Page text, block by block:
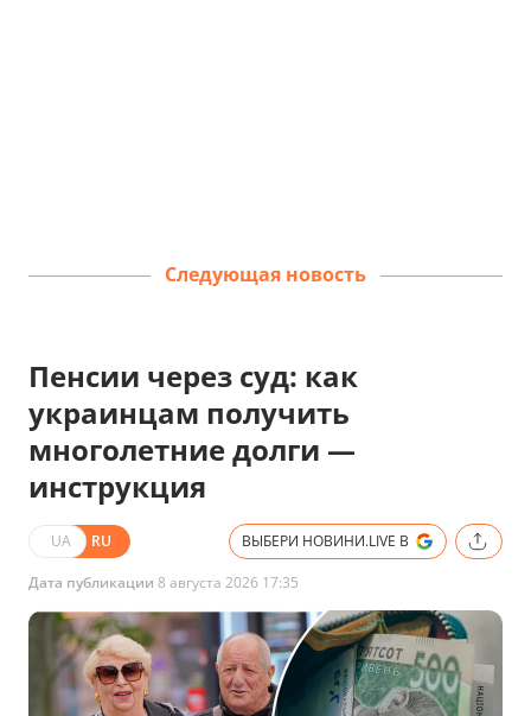
Следующая новость
Пенсии через суд: как
украинцам получить
многолетние долги —
инструкция
UA RU ВЫБЕРИ НОВИНИ.LIVE В
Дата публикации 8 августа 2026 17:35